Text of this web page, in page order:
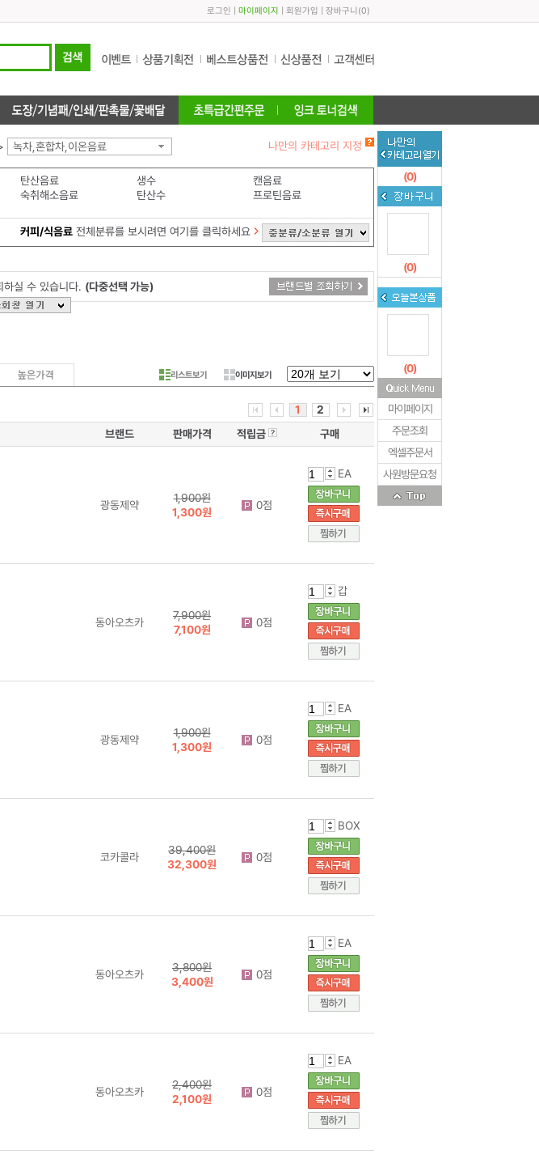
로그인 마이페이지 회원가입 장바구니 (0)
녹차,혼합차,이온음료 나만의 카테고리 지정
탄산음료 생수
캔음료
숙취해소음료 탄산수
프로틴음료
커피/식음료전체분류를 보시려면 여기를 클릭하세요
하실 수 있습니다. (다중선택 가능)
리스트보기 이미지보기
1
2
브랜드 판매가격 적립금 구매
광동제약
1,900원
1,300원
0점
EA
동아오츠카
7,900원
7,100원
0점
갑
광동제약
1,900원
1,300원
0점
EA
코카콜라
39,400원
32,300원
0점
BOX
동아오츠카
3,800원
3,400원
0점
EA
동아오츠카
2,400원
2,100원
0점
EA
(0)
(0)
(0)
마이페이지
주문조회
엑셀주문서
사원방문요청